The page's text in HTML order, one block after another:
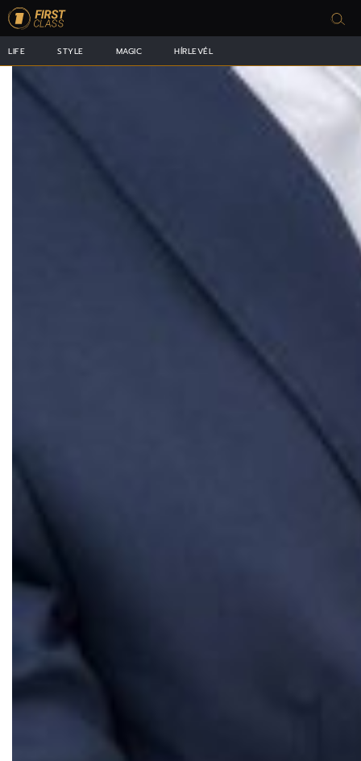
LIFE STYLE MAGIC HÍRLEVÉL